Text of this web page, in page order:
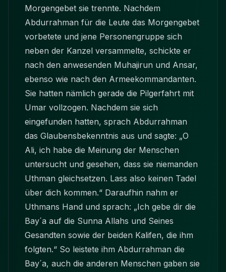
Morgengebet sie trennte. Nachdem
Abdurrahman für die Leute das Morgengebet
vorbetete und jene Personengruppe sich
neben der Kanzel versammelte, schickte er
nach den anwesenden Muhajirun und Ansar,
ebenso wie nach den Armeekommandanten.
Sie hatten nämlich gerade die Pilgerfahrt mit
Umar vollzogen. Nachdem sie sich
eingefunden hatten, sprach Abdurrahman
das Glaubensbekenntnis aus und sagte: „O
Ali, ich habe die Meinung der Menschen
untersucht und gesehen, dass sie niemanden
Uthman gleichsetzen. Lass also keinen Tadel
über dich kommen.“ Daraufhin nahm er
Uthmans Hand und sprach: „Ich gebe dir die
Bay´a auf die Sunna Allahs und Seines
Gesandten sowie der beiden Kalifen, die ihm
folgten.“ So leistete ihm Abdurrahman die
Bay´a, auch die anderen Menschen gaben sie